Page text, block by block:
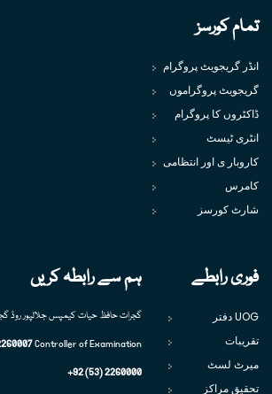
تمام کورسز
انڈر گریجویٹ پروگرام
گریجویٹ پروگراموں
ڈاکٹروں کا پروگرام
انٹری ٹیسٹ
کاروبار ی اور انتظامی
کامرس
شارٹ کورسز
فوری رابطے
UOG دفتر
تقریبات
میرٹ لسٹ
تحقیق مراکز
ہم سے رابطہ کریں
گجرات حافظ حیات کیمپس جلالپور روڈ
Controller of Examination
+92 (53) 2260000